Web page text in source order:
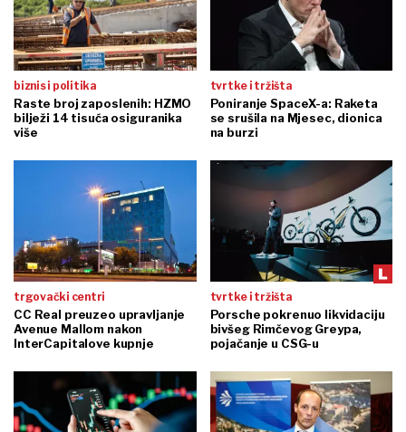
biznis i politika
Raste broj zaposlenih: HZMO
bilježi 14 tisuća osiguranika
više
tvrtke i tržišta
Poniranje SpaceX-a: Raketa
se srušila na Mjesec, dionica
na burzi
trgovački centri
CC Real preuzeo upravljanje
Avenue Mallom nakon
InterCapitalove kupnje
tvrtke i tržišta
Porsche pokrenuo likvidaciju
bivšeg Rimčevog Greypa,
pojačanje u CSG-u